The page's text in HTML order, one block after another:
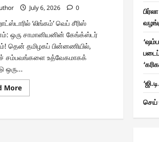
விரைவில்
வெளியாகும்!
July 6, 2026 0
‘லிங்கம்’ வெப் சீரிஸ்
ஒரு சாமானியனின் கேங்க்ஸ்டர்
தென் தமிழகப் பின்னணியில்,
சம்பவங்களை உத்வேகமாகக்
ஒரு...
MoreRead
more
வெப்
செய்